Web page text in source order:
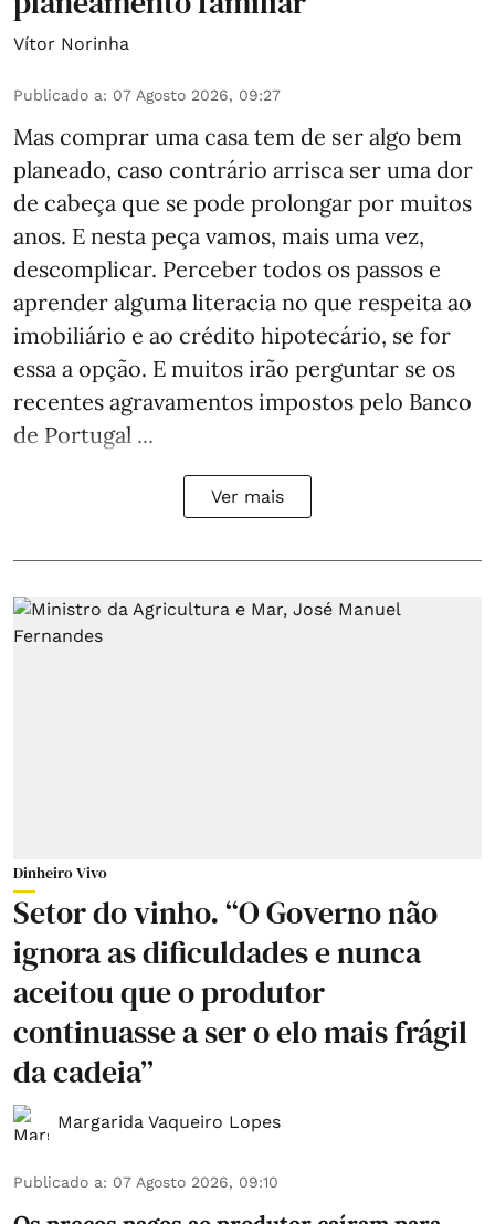
Vítor Norinha
Publicado a: 07 Agosto 2026, 09:27
Mas comprar uma casa tem de ser algo bem
planeado, caso contrário arrisca ser uma dor
de cabeça que se pode prolongar por muitos
anos. E nesta peça vamos, mais uma vez,
descomplicar. Perceber todos os passos e
aprender alguma literacia no que respeita ao
imobiliário e ao crédito hipotecário, se for
essa a opção. E muitos irão perguntar se os
recentes agravamentos impostos pelo Banco
de Portugal ...
Ver mais
Dinheiro Vivo
Setor do vinho. “O Governo não
ignora as dificuldades e nunca
aceitou que o produtor
continuasse a ser o elo mais frágil
da cadeia”
Margarida Vaqueiro Lopes
Publicado a: 07 Agosto 2026, 09:10